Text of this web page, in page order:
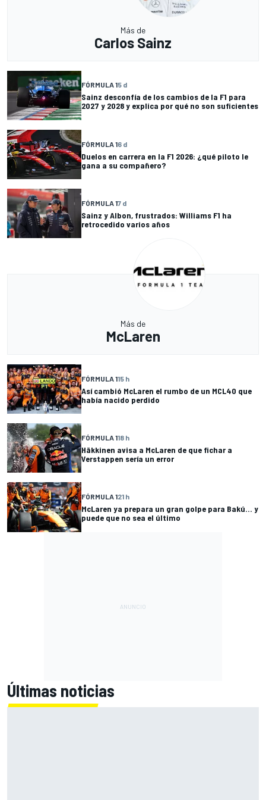
Más de
Carlos Sainz
FÓRMULA 15 d
Sainz desconfía de los cambios de la F1 para
2027 y 2028 y explica por qué no son suficientes
FÓRMULA 16 d
Duelos en carrera en la F1 2026: ¿qué piloto le
gana a su compañero?
FÓRMULA 17 d
Sainz y Albon, frustrados: Williams F1 ha
retrocedido varios años
Más de
McLaren
FÓRMULA 115 h
Así cambió McLaren el rumbo de un MCL40 que
había nacido perdido
FÓRMULA 118 h
Häkkinen avisa a McLaren de que fichar a
Verstappen sería un error
FÓRMULA 121 h
McLaren ya prepara un gran golpe para Bakú... y
puede que no sea el último
Últimas noticias